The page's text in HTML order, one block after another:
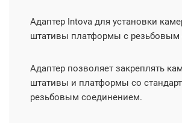
Адаптер Intova для установки
штативы платформы с резьбовым
Адаптер позволяет закреплять
штативы и платформы со
резьбовым соединением.